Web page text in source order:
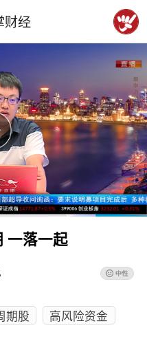
财经
一落一起
期股
高风险资金